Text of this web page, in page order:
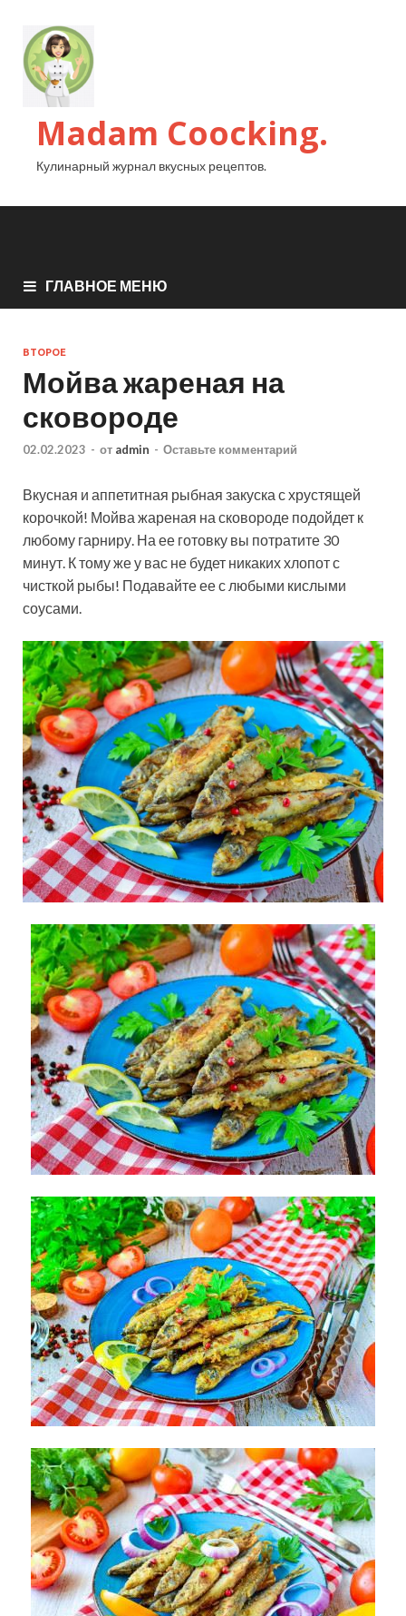
Madam Coocking.
Кулинарный журнал вкусных рецептов.
ГЛАВНОЕ МЕНЮ
ВТОРОЕ
Мойва жареная на
сковороде
02.02.2023 - от admin - Оставьте комментарий
Вкусная и аппетитная рыбная закуска с хрустящей
корочкой! Мойва жареная на сковороде подойдет к
любому гарниру. На ее готовку вы потратите 30
минут. К тому же у вас не будет никаких хлопот с
чисткой рыбы! Подавайте ее с любыми кислыми
соусами.